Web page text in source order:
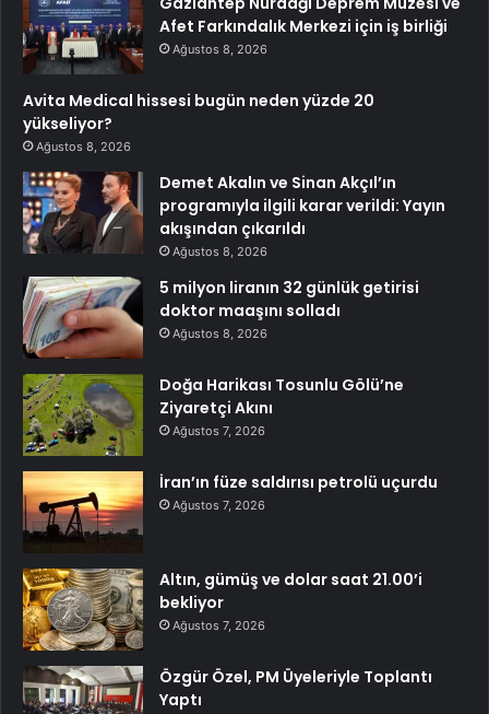
Afet Farkındalık Merkezi için iş birliği
Ağustos 8, 2026
Avita Medical hissesi bugün neden yüzde 20
yükseliyor?
Ağustos 8, 2026
Demet Akalın ve Sinan Akçıl’ın
programıyla ilgili karar verildi: Yayın
akışından çıkarıldı
Ağustos 8, 2026
5 milyon liranın 32 günlük getirisi
doktor maaşını solladı
Ağustos 8, 2026
Doğa Harikası Tosunlu Gölü’ne
Ziyaretçi Akını
Ağustos 7, 2026
İran’ın füze saldırısı petrolü uçurdu
Ağustos 7, 2026
Altın, gümüş ve dolar saat 21.00’i
bekliyor
Ağustos 7, 2026
Özgür Özel, PM Üyeleriyle Toplantı
Yaptı